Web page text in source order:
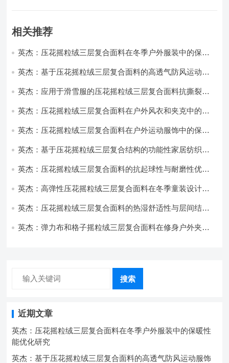
相关推荐
英杰：压花摇粒绒三层复合面料在冬季户外服装中的保暖
英杰：基于压花摇粒绒三层复合面料的高透气防风运动服
英杰：应用于滑雪服的压花摇粒绒三层复合面料抗撕裂与
英杰：压花摇粒绒三层复合面料在户外风衣和夹克中的应
英杰：压花摇粒绒三层复合面料在户外运动服饰中的保暖
英杰：基于压花摇粒绒三层复合结构的功能性家居纺织品
英杰：压花摇粒绒三层复合面料的抗起球性与耐磨性优化
英杰：高弹性压花摇粒绒三层复合面料在冬季童装设计中
英杰：压花摇粒绒三层复合面料的热湿舒适性与层间结合
英杰：弹力布和格子摇粒绒三层复合面料在修身户外夹克
搜索
近期文章
英杰：压花摇粒绒三层复合面料在冬季户外服装中的保暖性
能优化研究
英杰：基于压花摇粒绒三层复合面料的高透气防风运动服饰